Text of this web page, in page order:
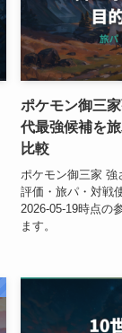
ポケモン御三
代最強候補を
比較
ポケモン御三家
評価・旅パ・対戦
2026-05-19時点の
ます。